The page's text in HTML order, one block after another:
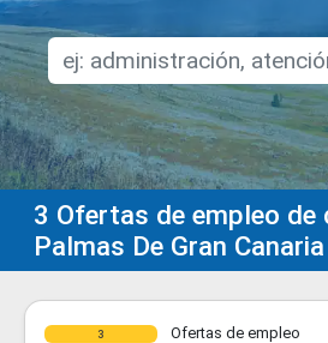
3 Ofertas de empleo de
Palmas De Gran
3 Ofertas de empleo